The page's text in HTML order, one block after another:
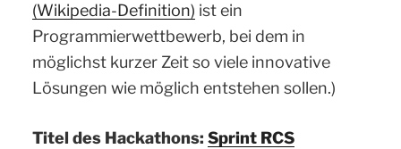
(Wikipedia-Definition) ist ein
Programmierwettbewerb, bei dem in
möglichst kurzer Zeit so viele innovative
Lösungen wie möglich entstehen sollen.)
Titel des Hackathons: Sprint RCS